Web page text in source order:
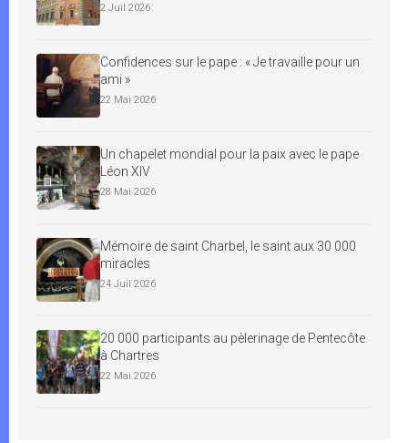
2 Juil 2026
Confidences sur le pape : « Je travaille pour un
ami »
22 Mai 2026
Un chapelet mondial pour la paix avec le pape
Léon XIV
28 Mai 2026
Mémoire de saint Charbel, le saint aux 30 000
miracles
24 Juil 2026
20 000 participants au pèlerinage de Pentecôte
à Chartres
22 Mai 2026